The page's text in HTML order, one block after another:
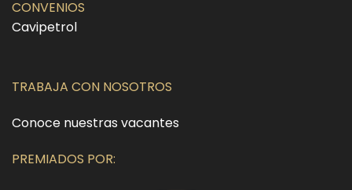
CONVENIOS
Cavipetrol
TRABAJA CON NOSOTROS
Conoce nuestras vacantes
PREMIADOS POR: